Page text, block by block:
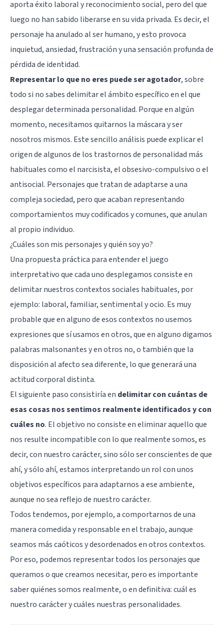
aporta éxito laboral y reconocimiento social, pero del que
luego no han sabido liberarse en su vida privada. Es decir, el
personaje ha anulado al ser humano, y esto provoca
inquietud, ansiedad, frustración y una sensación profunda de
pérdida de identidad.
Representar lo que no eres puede ser agotador, sobre
todo si no sabes delimitar el ámbito específico en el que
desplegar determinada personalidad. Porque en algún
momento, necesitamos quitarnos la máscara y ser
nosotros mismos. Este sencillo análisis puede explicar el
origen de algunos de los trastornos de personalidad más
habituales como el narcisista, el obsesivo-compulsivo o el
antisocial. Personajes que tratan de adaptarse a una
compleja sociedad, pero que acaban representando
comportamientos muy codificados y comunes, que anulan
al propio individuo.
¿Cuáles son mis personajes y quién soy yo?
Una propuesta práctica para entender el juego
interpretativo que cada uno desplegamos consiste en
delimitar nuestros contextos sociales habituales, por
ejemplo: laboral, familiar, sentimental y ocio. Es muy
probable que en alguno de esos contextos no usemos
expresiones que sí usamos en otros, que en alguno digamos
palabras malsonantes y en otros no, o también que la
disposición al afecto sea diferente, lo que generará una
actitud corporal distinta.
El siguiente paso consistiría en delimitar con cuántas de
esas cosas nos sentimos realmente identificados y con
cuáles no. El objetivo no consiste en eliminar aquello que
nos resulte incompatible con lo que realmente somos, es
decir, con nuestro carácter, sino sólo ser conscientes de que
ahí, y sólo ahí, estamos interpretando un rol con unos
objetivos específicos para adaptarnos a ese ambiente,
aunque no sea reflejo de nuestro carácter.
Todos tendemos, por ejemplo, a comportarnos de una
manera comedida y responsable en el trabajo, aunque
seamos más caóticos y desordenados en otros contextos.
Por eso, podemos representar todos los personajes que
queramos o que creamos necesitar, pero es importante
saber quiénes somos realmente, o en definitiva: cuál es
nuestro carácter y cuáles nuestras personalidades.